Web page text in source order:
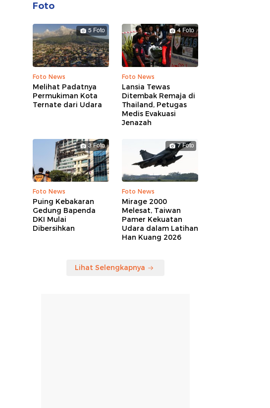
Foto
5 Foto
Foto News
Melihat Padatnya
Permukiman Kota
Ternate dari Udara
4 Foto
Foto News
Lansia Tewas
Ditembak Remaja di
Thailand, Petugas
Medis Evakuasi
Jenazah
3 Foto
Foto News
Puing Kebakaran
Gedung Bapenda
DKI Mulai
Dibersihkan
7 Foto
Foto News
Mirage 2000
Melesat, Taiwan
Pamer Kekuatan
Udara dalam Latihan
Han Kuang 2026
Lihat Selengkapnya